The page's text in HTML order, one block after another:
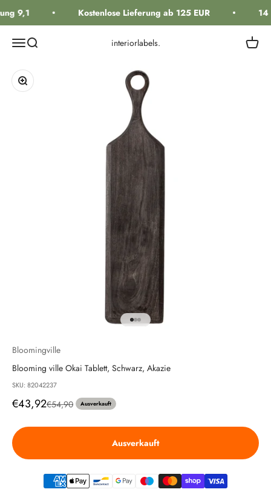
9,1 Kostenlose Lieferung ab 125 EUR 14
Navigationsmenü öffnen
Suche öffnen interiorlabels.
Bild vergrößern
Gehe zu Element 1
Gehe zu Element 2
Gehe zu Element 3
Bloomingville
Blooming ville Okai Tablett, Schwarz, Akazie
SKU: 82042237
Angebot
€43,92Regulärer Preis
€54,90 Ausverkauft
Ausverkauft